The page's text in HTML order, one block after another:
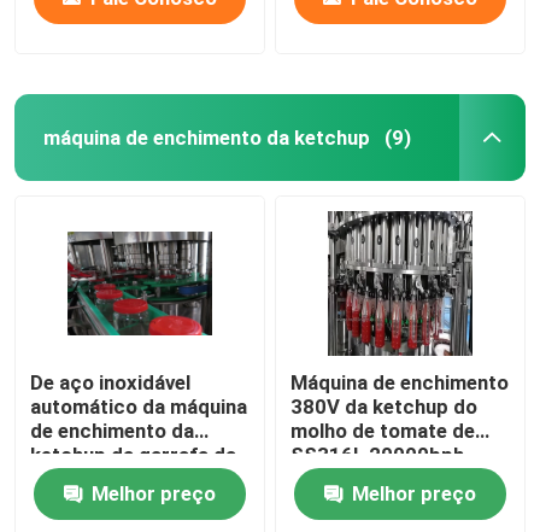
alimento
máquina de enchimento da ketchup (9)
De aço inoxidável
automático da máquina
de enchimento da
ketchup da garrafa da
máquina de enchimento
da ketchup da
certificação 7000BPH
Melhor preço
Máquina de enchimento
380V da ketchup do
molho de tomate de
SS316L 20000bph
Melhor preço